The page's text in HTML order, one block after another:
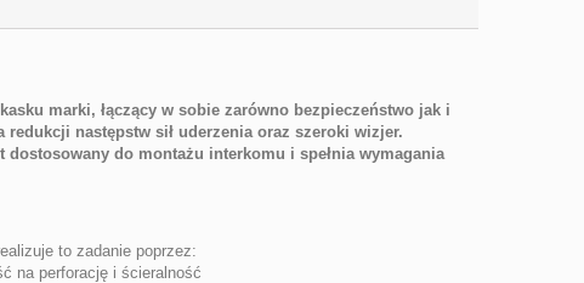
marki, łączący w sobie zarówno bezpieczeństwo jak i
następstw sił uderzenia oraz szeroki wizjer.
dostosowany do montażu interkomu i spełnia wymagania
to zadanie poprzez:
na perforację i ścieralność